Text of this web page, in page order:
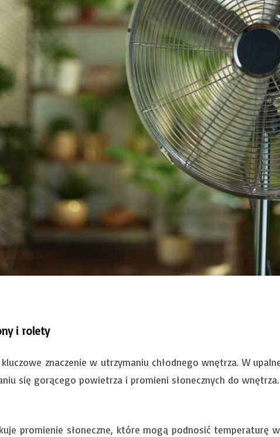
i rolety
znaczenie w utrzymaniu chłodnego wnętrza. W
się gorącego powietrza i promieni słonecznych do wnętrza.
promienie słoneczne, które mogą podnosić temperaturę